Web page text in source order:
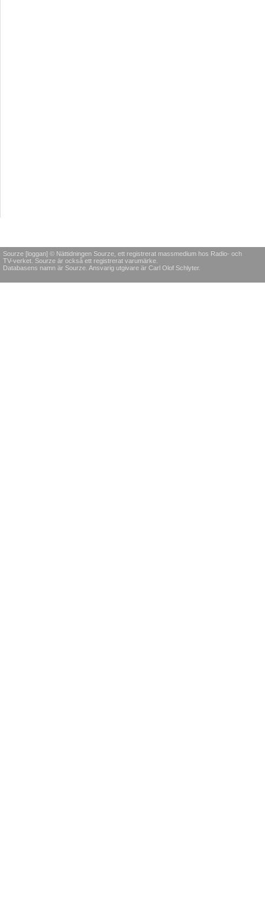
Sourze [loggan] © Nättidningen Sourze, ett registrerat massmedium hos Radio- och
TV-verket. Sourze är också ett registrerat varumärke.
Databasens namn är Sourze. Ansvarig utgivare är Carl Olof Schlyter.